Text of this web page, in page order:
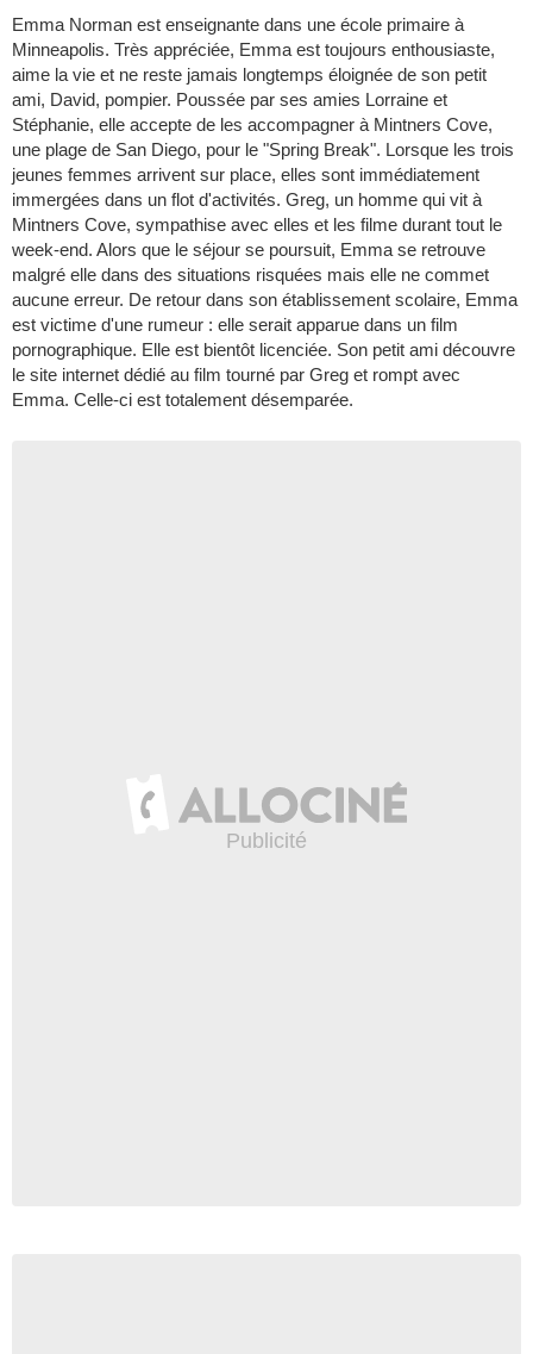
Emma Norman est enseignante dans une école primaire à
Minneapolis. Très appréciée, Emma est toujours enthousiaste,
aime la vie et ne reste jamais longtemps éloignée de son petit
ami, David, pompier. Poussée par ses amies Lorraine et
Stéphanie, elle accepte de les accompagner à Mintners Cove,
une plage de San Diego, pour le "Spring Break". Lorsque les trois
jeunes femmes arrivent sur place, elles sont immédiatement
immergées dans un flot d'activités. Greg, un homme qui vit à
Mintners Cove, sympathise avec elles et les filme durant tout le
week-end. Alors que le séjour se poursuit, Emma se retrouve
malgré elle dans des situations risquées mais elle ne commet
aucune erreur. De retour dans son établissement scolaire, Emma
est victime d'une rumeur : elle serait apparue dans un film
pornographique. Elle est bientôt licenciée. Son petit ami découvre
le site internet dédié au film tourné par Greg et rompt avec
Emma. Celle-ci est totalement désemparée.